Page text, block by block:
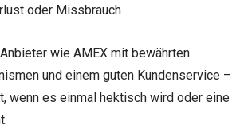
oder Missbrauch
wie AMEX mit bewährten
und einem guten Kundenservice –
wenn es einmal hektisch wird oder eine